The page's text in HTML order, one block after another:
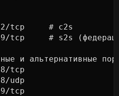
tcp     # c2s
tcp     # s2s
и альтернативные
tcp
udp
tcp